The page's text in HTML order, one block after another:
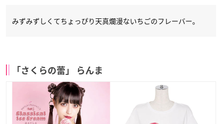
みずみずしくてちょっぴり天真爛漫ないちごのフレーバー。
「さくらの蕾」 らんま